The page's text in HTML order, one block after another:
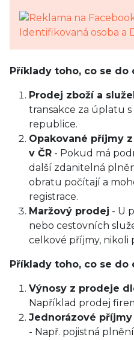
Příklady toho, co se do
Prodej zboží a
transakce za úplatu
republice.
Opakované příjmy
v ČR - Pokud má
další zdanitelná
obratu počítají a
registrace.
Maržový prodej - U
nebo cestovních
celkové příjmy, nikoli
Příklady toho, co se do
Výnosy z prodeje
Například prodej
Jednorázové
- Např. pojistná